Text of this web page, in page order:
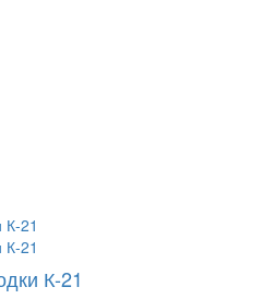
К-21